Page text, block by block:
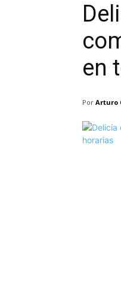
en
Por Arturo